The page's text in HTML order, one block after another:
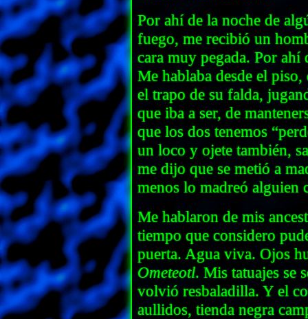
Por ahí de la noche de
fuego, me recibió un
cara muy pegada. Por
Me hablaba desde el
el trapo de su falda,
que iba a ser, de
que los dos tenemos
un loco y ojete también,
me dijo que se metió a
menos lo madreó alguien
Me hablaron de mis
tiempo que considero
puerta. Agua viva. Ojos
Ometeotl. Mis tatuajes se
volvió resbaladilla. Y el
aullidos, tienda negra